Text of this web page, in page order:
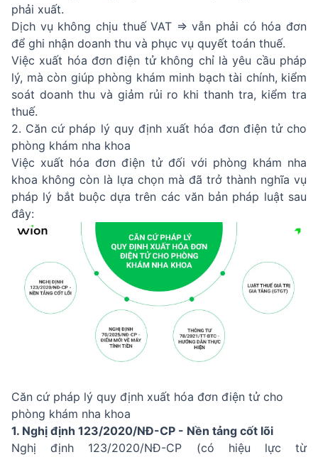
phải xuất.
Dịch vụ không chịu thuế VAT ⇒ vẫn phải có hóa đơn
để ghi nhận doanh thu và phục vụ quyết toán thuế.
Việc xuất hóa đơn điện tử không chỉ là yêu cầu pháp
lý, mà còn giúp phòng khám minh bạch tài chính, kiểm
soát doanh thu và giảm rủi ro khi thanh tra, kiểm tra
thuế.
2. Căn cứ pháp lý quy định xuất hóa đơn điện tử cho
phòng khám nha khoa
Việc xuất hóa đơn điện tử đối với phòng khám nha
khoa không còn là lựa chọn mà đã trở thành nghĩa vụ
pháp lý bắt buộc dựa trên các văn bản pháp luật sau
đây:
Căn cứ pháp lý quy định xuất hóa đơn điện tử cho
phòng khám nha khoa
1. Nghị định 123/2020/NĐ-CP - Nền tảng cốt lõi
Nghị định 123/2020/NĐ-CP (có hiệu lực từ